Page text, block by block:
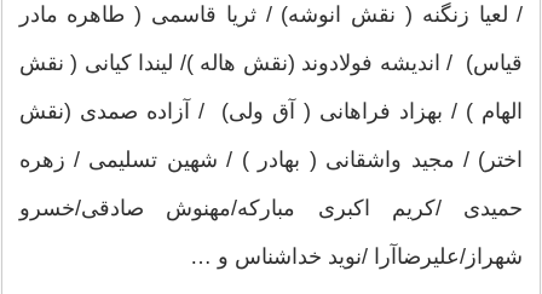
/ لعیا زنگنه ( نقش انوشه) / ثریا قاسمی ( طاهره مادر
قیاس) / اندیشه فولادوند (نقش هاله )/ لیندا کیانی ( نقش
الهام ) / بهزاد فراهانی ( آق ولی) / آزاده صمدی (نقش
اختر) / مجید واشقانی ( بهادر ) / شهین تسلیمی / زهره
حمیدی /کریم اکبری مبارکه/مهنوش صادقی/خسرو
شهراز/علیرضاآرا /نوید خداشناس و …